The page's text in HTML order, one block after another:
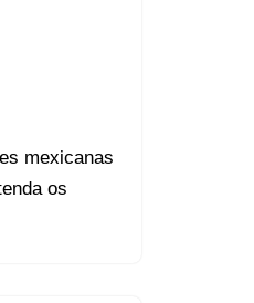
mexicanas
os